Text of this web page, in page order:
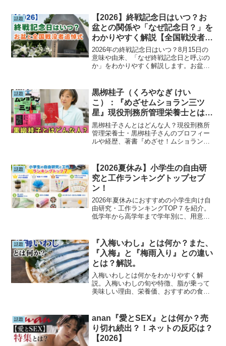
る、おしゃれで機能的な日傘選びの参考
にしてください。
話題
【2026】終戦記念日はいつ？お
盆との関係や「なぜ記念日？」を
わかりやすく解説【全国戦没者追
悼式】
2026年の終戦記念日はいつ？8月15日の
意味や由来、「なぜ終戦記念日と呼ぶの
か」をわかりやすく解説します。お盆と
く紹介。平和について考えるきっかけと
なる一記事です。
話題
黒栁桂子（くろやなぎ けい
こ）：『めざせムショラン三ツ
星』現役刑務所管理栄養士とは？
人物紹介！
黒栁桂子さんとはどんな人？現役刑務所
管理栄養士・黒栁桂子さんのプロフィー
ルや経歴、著書『めざせ！ムショラン三
でわかりやすく解説します。検索ユーザ
ーの疑問に答える完全ガイドです。
話題
【2026夏休み】小学生の自由研
究と工作ランキングトップセブ
ン！
2026年夏休みにおすすめの小学生向け自
由研究・工作ランキングTOP７を紹介。
低学年から高学年まで学年別に、用意す
されやすいテーマ選びや自由研究を成功
させるコツも掲載しています。
話題
『入梅いわし』とは何か？また、
『入梅』と『梅雨入り』との違い
とは？解説。
入梅いわしとは何かをわかりやすく解
説。入梅いわしの旬や特徴、脂が乗って
美味しい理由、栄養価、おすすめの食べ
も詳しく解説。6月の旬の味覚を楽しみた
い方必見です。
話題
anan『愛とSEX』とは何か？売
り切れ続出？！ネットの反応は？
【2026】